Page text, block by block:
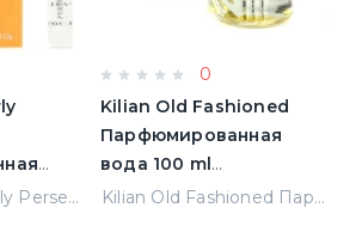
Parfums De Marly Perseus Парфюмированная вода 1,5 ml Пробник
0
Kilian Old Fashioned
Парфюмированная
вода 100 ml
(3700550240723)
Kilian Old Fashioned Парфюмированная вода 100 ml (3700550240723)